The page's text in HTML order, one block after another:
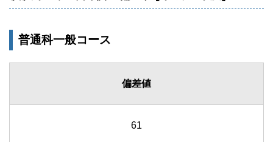
普通科一般コース
偏差値
61